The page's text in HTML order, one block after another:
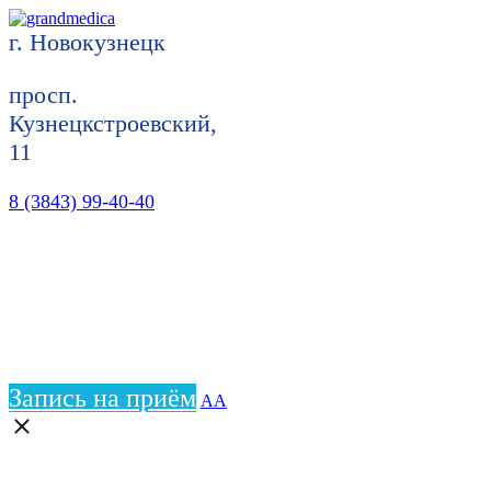
г. Новокузнецк
просп.
Кузнецкстроевский,
11
8 (3843) 99-40-40
Запись на приём АА